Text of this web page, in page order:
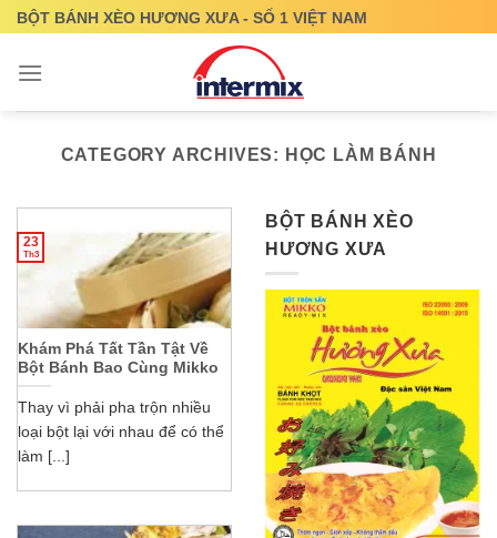
Skip
content
BỘT BÁNH XÈO HƯƠNG XƯA - SỐ 1 VIỆT NAM
CATEGORY ARCHIVES: HỌC LÀM BÁNH
Khám Phá Tất Tần Tật Về
Bột Bánh Bao Cùng Mikko
Thay vì phải pha trộn nhiều
loại bột lại với nhau để có thể
làm [...]
23
Th3
BỘT BÁNH XÈO
HƯƠNG XƯA